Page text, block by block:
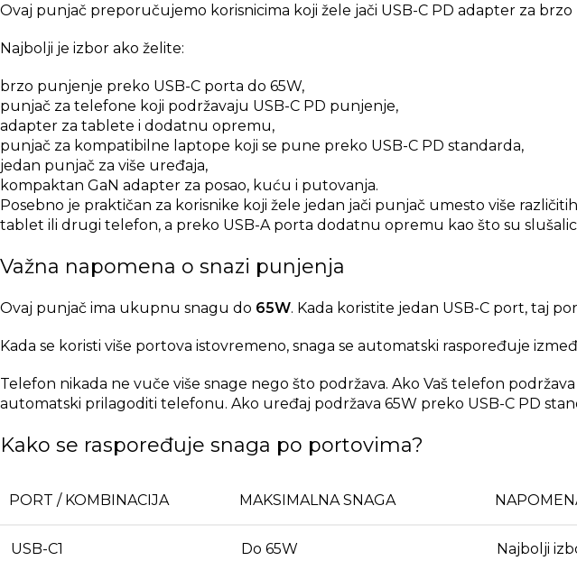
Ovaj punjač preporučujemo korisnicima koji žele jači USB-C PD adapter za
Najbolji je izbor ako želite:
brzo punjenje preko USB-C porta do 65W,
punjač za telefone koji podržavaju USB-C PD punjenje,
adapter za tablete i dodatnu opremu,
punjač za kompatibilne laptope koji se pune preko USB-C PD standarda,
jedan punjač za više uređaja,
kompaktan GaN adapter za posao, kuću i putovanja.
Posebno je praktičan za korisnike koji žele jedan jači punjač umesto više
tablet ili drugi telefon, a preko USB-A porta dodatnu opremu kao što su
Važna napomena o snazi punjenja
Ovaj punjač ima ukupnu snagu do 65W. Kada koristite jedan USB-C port, taj
Kada se koristi više portova istovremeno, snaga se automatski raspoređuje
Telefon nikada ne vuče više snage nego što podržava. Ako Vaš telefon
automatski prilagoditi telefonu. Ako uređaj podržava 65W preko USB-C PD
Kako se raspoređuje snaga po portovima?
PORT / KOMBINACIJA MAKSIMALNA SNAGA
USB-C1 Do 65W Najbolji